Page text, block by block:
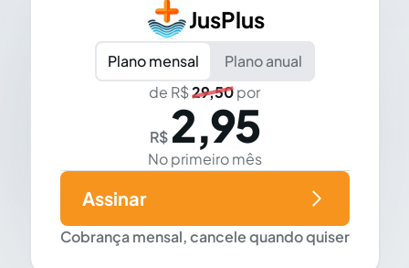
JusPlus
Plano mensal
Plano anual
de R$29,50por
R$ 2,95
No primeiro mês
Cobrança mensal, cancele quando quiser
Assinar